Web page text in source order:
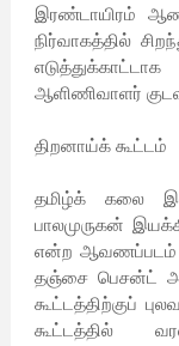
இரண்டாயிரம்
நிர்வாகத்தில்
ஆளிணிவாளர்
திறனாய்க் கூட்டம்
தமிழ்க் கலை
பாலமுருகன்
என்ற ஆவணப்படம்
தஞ்சை பெசன்ட்
கூட்டத்திற்குப்
கூட்டத்தில்